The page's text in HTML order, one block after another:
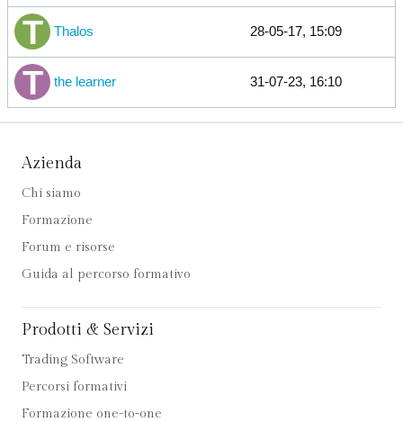
Thalos 28-05-17, 15:09
the learner 31-07-23, 16:10
Azienda
Chi siamo
Formazione
Forum e risorse
Guida al percorso formativo
Prodotti & Servizi
Trading Software
Percorsi formativi
Formazione one-to-one